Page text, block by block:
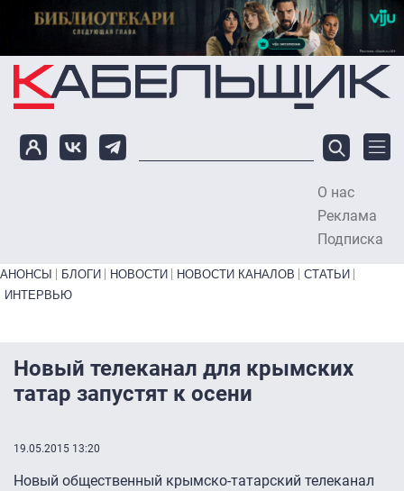
Перейти к основному содержанию
О нас
Реклама
Подписка
Primary links bottom
АНОНСЫ БЛОГИ НОВОСТИ НОВОСТИ КАНАЛОВ
СТАТЬИ
ИНТЕРВЬЮ
Новый телеканал для крымских
татар запустят к осени
19.05.2015 13:20
Новый общественный крымско-татарский телеканал